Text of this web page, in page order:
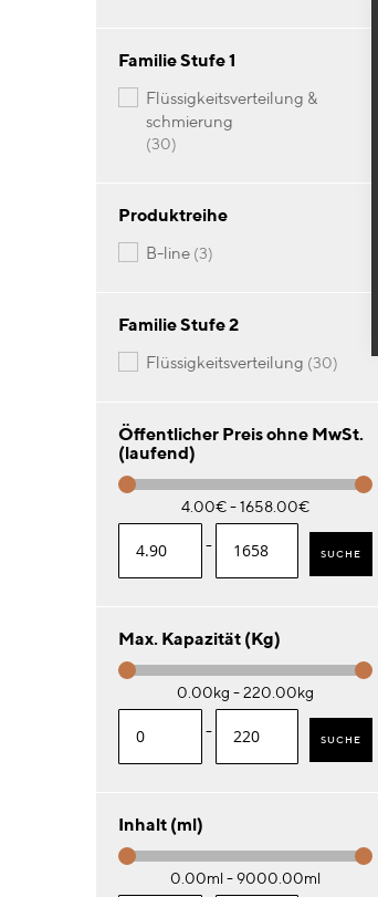
Familie Stufe 1
flüssigkeitsverteilung &
schmierung
30Artikel
Produktreihe
b-line 3Artikel
Familie Stufe 2
flüssigkeitsverteilung 30Artikel
Öffentlicher Preis ohne MwSt.
(laufend)
4.00€ - 1658.00€
- SUCHE
Max. Kapazität (Kg)
0.00kg - 220.00kg
- SUCHE
Inhalt (ml)
0.00ml - 9000.00ml